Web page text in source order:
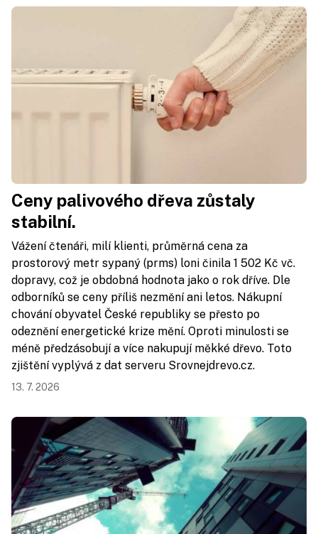
Ceny palivového dřeva zůstaly
stabilní.
Vážení čtenáři, milí klienti, průměrná cena za
prostorový metr sypaný (prms) loni činila 1 502 Kč vč.
dopravy, což je obdobná hodnota jako o rok dříve. Dle
odborníků se ceny příliš nezmění ani letos. Nákupní
chování obyvatel České republiky se přesto po
odeznění energetické krize mění. Oproti minulosti se
méně předzásobují a více nakupují měkké dřevo. Toto
zjištění vyplývá z dat serveru Srovnejdrevo.cz.
13. 7. 2026